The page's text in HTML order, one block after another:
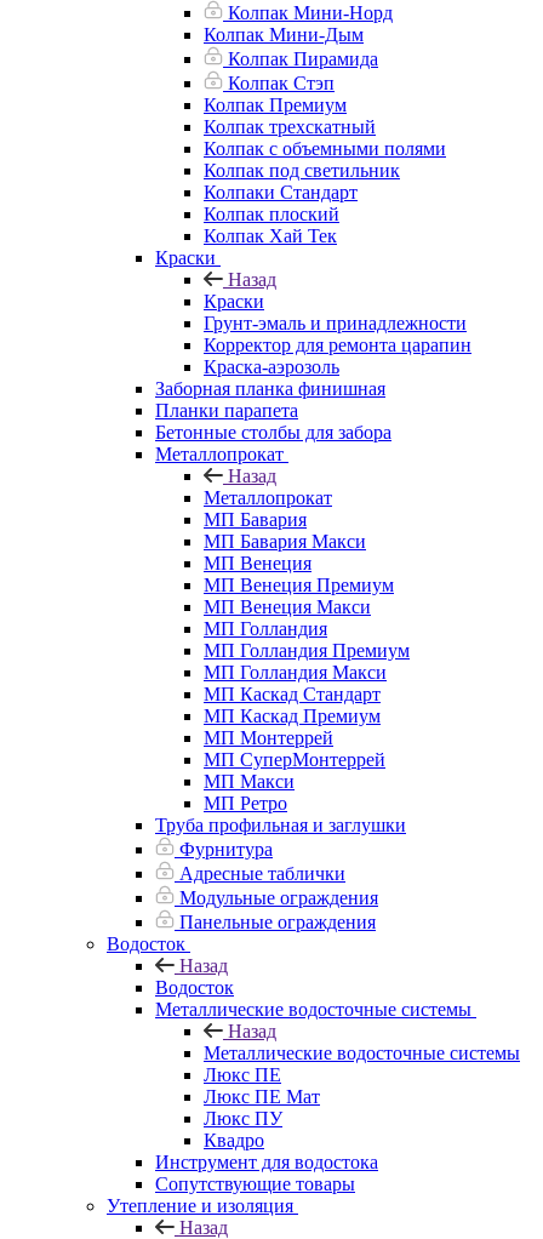
Колпак Мини-Норд
Колпак Мини-Дым
Колпак Пирамида
Колпак Стэп
Колпак Премиум
Колпак трехскатный
Колпак с объемными полями
Колпак под светильник
Колпаки Стандарт
Колпак плоский
Колпак Хай Тек
Краски
Назад
Краски
Грунт-эмаль и принадлежности
Корректор для ремонта царапин
Краска-аэрозоль
Заборная планка финишная
Планки парапета
Бетонные столбы для забора
Металлопрокат
Назад
Металлопрокат
МП Бавария
МП Бавария Макси
МП Венеция
МП Венеция Премиум
МП Венеция Макси
МП Голландия
МП Голландия Премиум
МП Голландия Макси
МП Каскад Стандарт
МП Каскад Премиум
МП Монтеррей
МП СуперМонтеррей
МП Макси
МП Ретро
Труба профильная и заглушки
Фурнитура
Адресные таблички
Модульные ограждения
Панельные ограждения
Водосток
Назад
Водосток
Металлические водосточные системы
Назад
Металлические водосточные системы
Люкс ПЕ
Люкс ПЕ Мат
Люкс ПУ
Квадро
Инструмент для водостока
Сопутствующие товары
Утепление и изоляция
Назад